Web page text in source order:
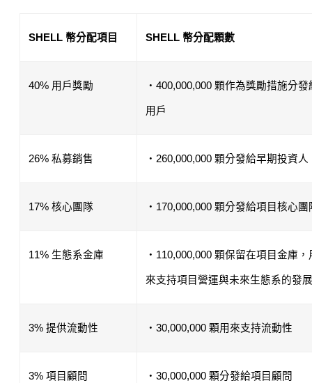
SHELL 幣分配項目 SHELL 幣分配顆數
40% 用戶獎勵 ・400,000,000 顆作為獎勵措施分發
用戶
26% 私募銷售 ・260,000,000 顆分發給早期投資人
17% 核心團隊 ・170,000,000 顆分發給項目核心團
11% 生態系金庫 ・110,000,000 顆保留在項目金庫，
來支持項目營運與未來生態系的發展
3% 提供流動性 ・30,000,000 顆用來支持流動性
3% 項目顧問 ・30,000,000 顆分發給項目顧問